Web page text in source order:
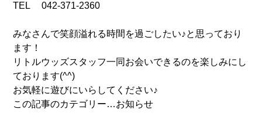
TEL 042-371-2360
みなさんで笑顔溢れる時間を過ごしたい♪と思っており
ます！
リトルウッズスタッフ一同お会いできるのを楽しみにし
ております(^^)
お気軽に遊びにいらしてください♪
この記事のカテゴリー…お知らせ